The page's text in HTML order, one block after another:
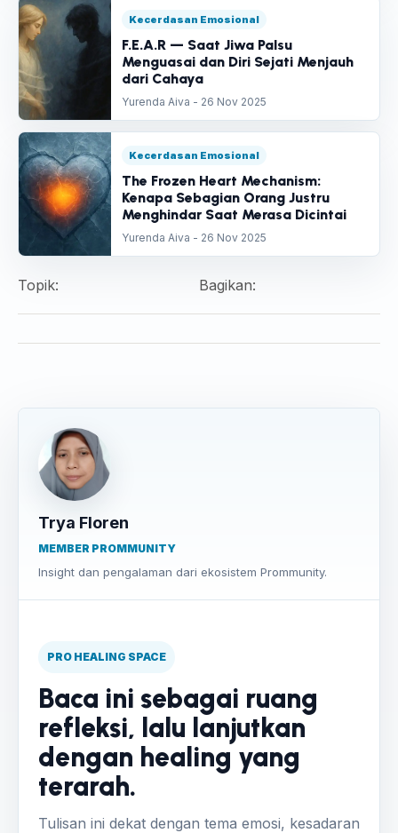
Kecerdasan Emosional
F.E.A.R — Saat Jiwa Palsu
Menguasai dan Diri Sejati Menjauh
dari Cahaya
Yurenda Aiva - 26 Nov 2025
Kecerdasan Emosional
The Frozen Heart Mechanism:
Kenapa Sebagian Orang Justru
Menghindar Saat Merasa Dicintai
Yurenda Aiva - 26 Nov 2025
Topik: Bagikan:
Trya Floren
MEMBER PROMMUNITY
Insight dan pengalaman dari ekosistem Prommunity.
PRO HEALING SPACE
Baca ini sebagai ruang
refleksi, lalu lanjutkan
dengan healing yang
terarah.
Tulisan ini dekat dengan tema emosi, kesadaran